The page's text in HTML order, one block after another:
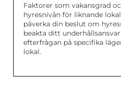
Faktorer som vakansgrad
hyresnivån för liknande
påverka din beslut om
beakta ditt
efterfrågan på specifika
lokal.